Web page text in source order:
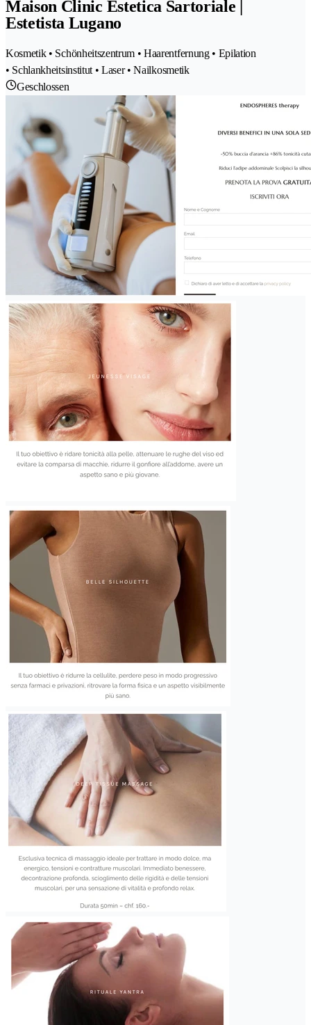
Maison Clinic Estetica Sartoriale |
Estetista Lugano
Kosmetik • Schönheitszentrum • Haarentfernung • Epilation
• Schlankheitsinstitut • Laser • Nailkosmetik
Geschlossen